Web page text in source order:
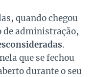
quando chegou
de administração,
.
que se fechou
durante o seu